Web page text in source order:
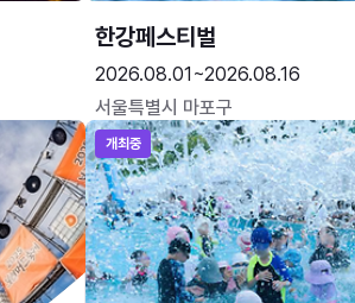
한강페스티벌
2026.08.01~2026.08.16
서울특별시 마포구
개최중